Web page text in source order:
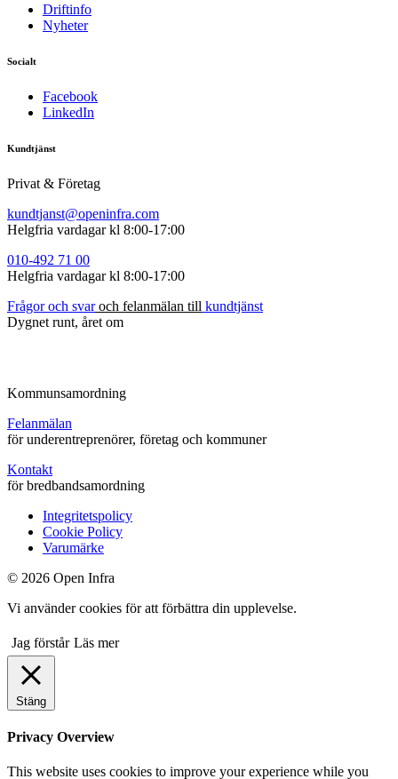
Driftinfo
Nyheter
Socialt
Facebook
LinkedIn
Kundtjänst
Privat & Företag
kundtjanst@openinfra.com
Helgfria vardagar kl 8:00-17:00
010-492 71 00
Helgfria vardagar kl 8:00-17:00
Frågoroch svaroch felanmälan till kundtjänst
Dygnet runt, året om
Kommunsamordning
Felanmälan
för underentreprenörer, företag och kommuner
Kontakt
för bredbandsamordning
Integritetspolicy
Cookie Policy
Varumärke
© 2026 Open Infra
Vi använder cookies för att förbättra din upplevelse.
Jag förstår Läs mer
Stäng
Privacy Overview
This website uses cookies to improve your experience while you